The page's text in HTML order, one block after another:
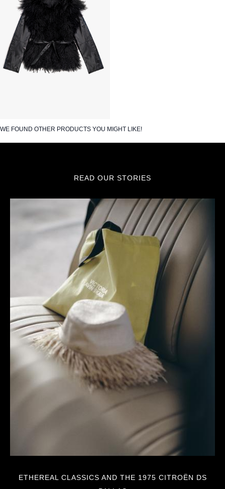
WE FOUND OTHER PRODUCTS YOU MIGHT LIKE!
READ OUR STORIES
ETHEREAL CLASSICS AND THE 1975 CITROËN DS